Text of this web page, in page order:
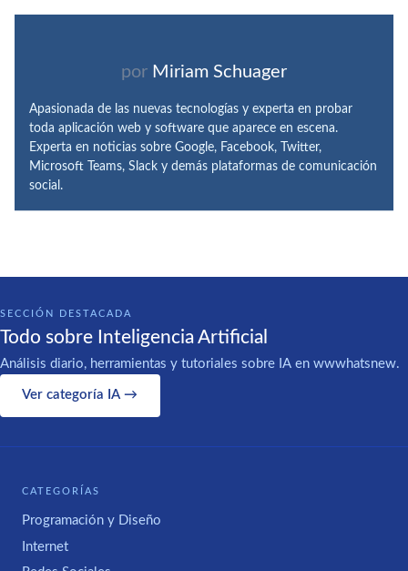
por Miriam Schuager
Apasionada de las nuevas tecnologías y experta en probar
toda aplicación web y software que aparece en escena.
Experta en noticias sobre Google, Facebook, Twitter,
Microsoft Teams, Slack y demás plataformas de comunicación
social.
SECCIÓN DESTACADA
Todo sobre Inteligencia Artificial
Análisis diario, herramientas y tutoriales sobre IA en wwwhatsnew.
Ver categoría IA →
CATEGORÍAS
Programación y Diseño
Internet